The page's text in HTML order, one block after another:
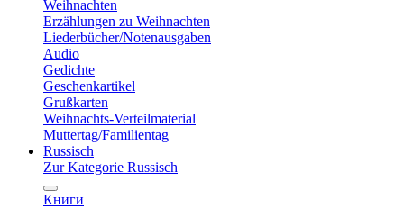
Weihnachten
Erzählungen zu Weihnachten
Liederbücher/Notenausgaben
Audio
Gedichte
Geschenkartikel
Grußkarten
Weihnachts-Verteilmaterial
Muttertag/Familientag
Russisch
Zur Kategorie Russisch
Книги